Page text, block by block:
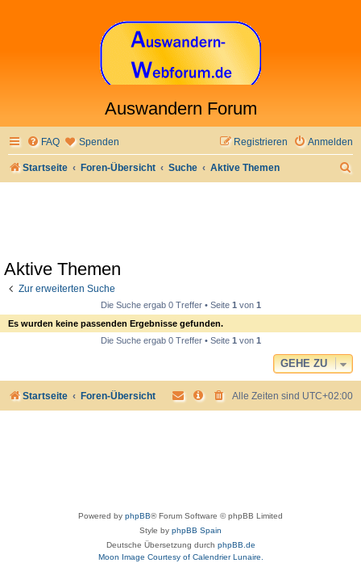
Auswandern Forum
FAQ Spenden Anmelden
Registrieren
Startseite Foren-Übersicht Suche Aktive Themen
Aktive Themen
Zur erweiterten Suche
Die Suche ergab 0 Treffer • Seite 1von 1
Es wurden keine passenden Ergebnisse gefunden.
Die Suche ergab 0 Treffer • Seite 1von 1
GEHE ZU
Startseite Foren-Übersicht Alle Zeiten sind UTC+02:00
Powered by phpBB® Forum Software © phpBB Limited
Style by phpBB Spain
Deutsche Übersetzung durch phpBB.de
Moon Image Courtesy of Calendrier Lunaire.